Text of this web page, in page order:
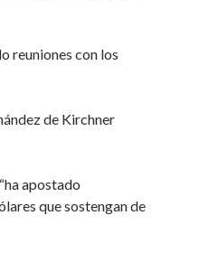
reuniones con los
de Kirchner
apostado
que sostengan de